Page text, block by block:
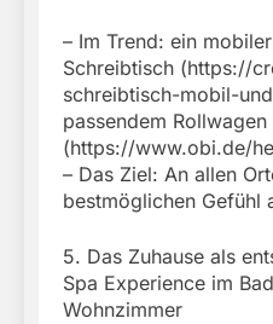
– Im Trend: ein
Schreibtisch (https://
schreibtisch-mobil-
passendem Rollwagen
(https://www.obi.de/
– Das Ziel: An allen
bestmöglichen Gefühl
5. Das Zuhause als
Spa Experience im
Wohnzimmer